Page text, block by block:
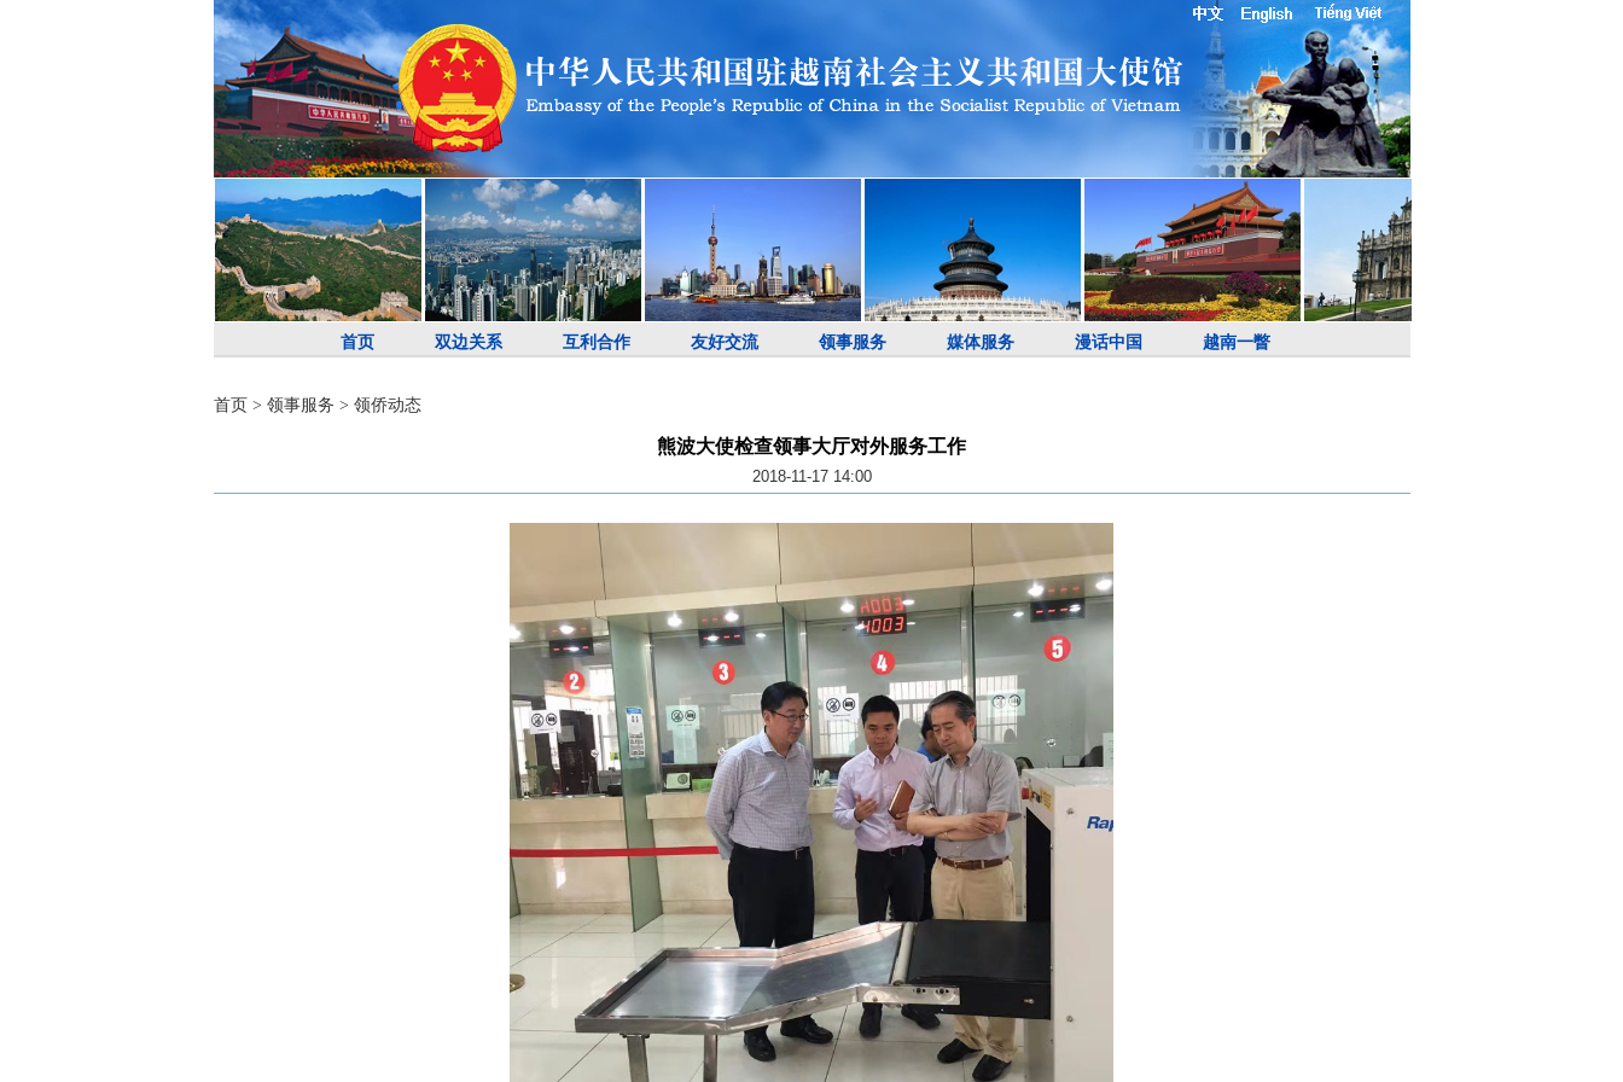
首页 双边关系 互利合作 友好交流 领事服务 媒体服务 漫话中国 越南一瞥
首页 > 领事服务 > 领侨动态
熊波大使检查领事大厅对外服务工作
2018-11-17 14:00